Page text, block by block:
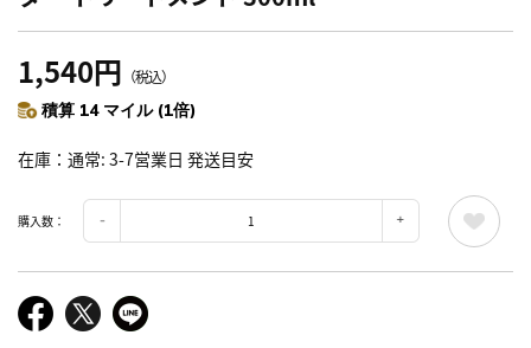
1,540円 （税込）
積算 14 マイル (1倍)
在庫 通常: 3-7営業日 発送目安
購入数：